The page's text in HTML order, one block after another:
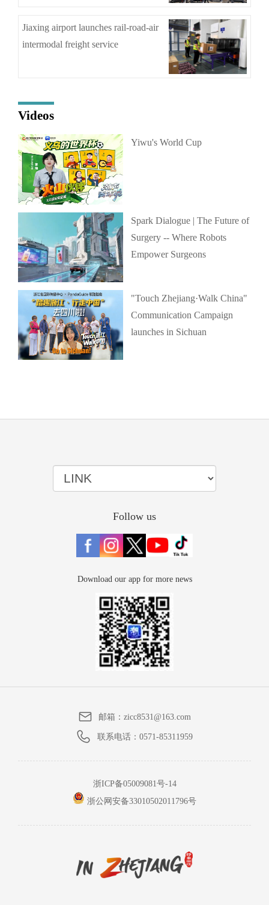
Jiaxing airport launches rail-road-air
intermodal freight service
Videos
Yiwu's World Cup
Spark Dialogue | The Future of
Surgery -- Where Robots
Empower Surgeons
"Touch Zhejiang·Walk China"
Communication Campaign
launches in Sichuan
Follow us
Download our app for more news
邮箱：zicc8531@163.com
联系电话： 0571-85311959
浙ICP备05009081号-14
浙公网安备33010502011796号